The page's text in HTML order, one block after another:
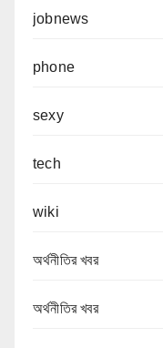
jobnews
phone
sexy
tech
wiki
অর্থনীতির খবর
অর্থনীতির খবর